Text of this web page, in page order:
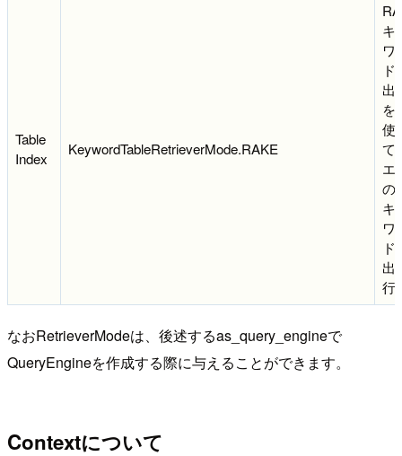
Table
Index
KeywordTableRetrieverMode.RAKE
キ
ワ
ド
出
を
使
て
エ
の
キ
ワ
ド
出
行
なおRetrieverModeは、後述するas_query_engineで
QueryEngineを作成する際に与えることができます。
Contextについて